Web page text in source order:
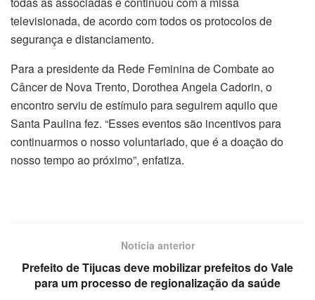
televisionada, de acordo com todos os protocolos de
segurança e distanciamento.
Para a presidente da Rede Feminina de Combate ao
Câncer de Nova Trento, Dorothea Angela Cadorin, o
encontro serviu de estímulo para seguirem aquilo que
Santa Paulina fez. “Esses eventos são incentivos para
continuarmos o nosso voluntariado, que é a doação do
nosso tempo ao próximo”, enfatiza.
Notícia anterior
Prefeito de Tijucas deve mobilizar prefeitos do Vale
para um processo de regionalização da saúde